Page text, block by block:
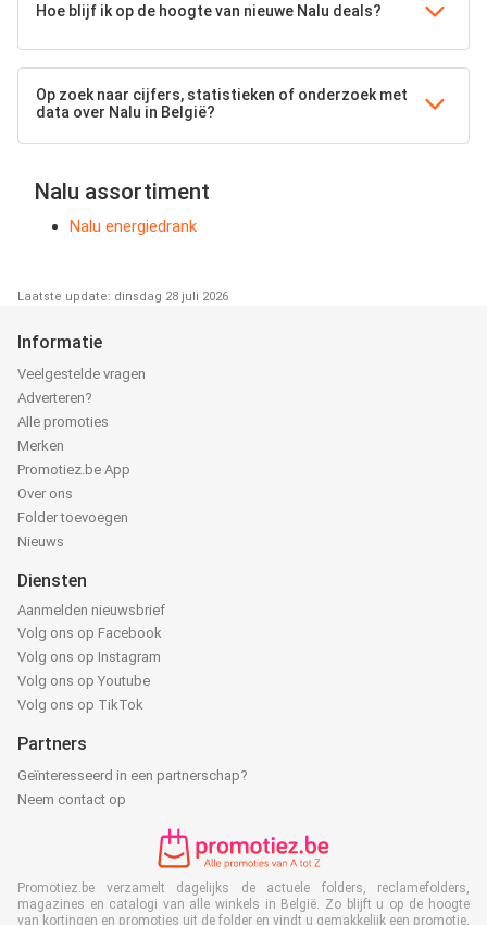
Hoe blijf ik op de hoogte van nieuwe Nalu deals?
Op zoek naar cijfers, statistieken of onderzoek met
data over Nalu in België?
Nalu assortiment
Nalu energiedrank
Laatste update: dinsdag 28 juli 2026
Informatie
Veelgestelde vragen
Adverteren?
Alle promoties
Merken
Promotiez.be App
Over ons
Folder toevoegen
Nieuws
Diensten
Aanmelden nieuwsbrief
Volg ons op Facebook
Volg ons op Instagram
Volg ons op Youtube
Volg ons op TikTok
Partners
Geïnteresseerd in een partnerschap?
Neem contact op
Promotiez.be verzamelt dagelijks de actuele folders, reclamefolders,
magazines en catalogi van alle winkels in België. Zo blijft u op de hoogte
van kortingen en promoties uit de folder en vindt u gemakkelijk een promotie,